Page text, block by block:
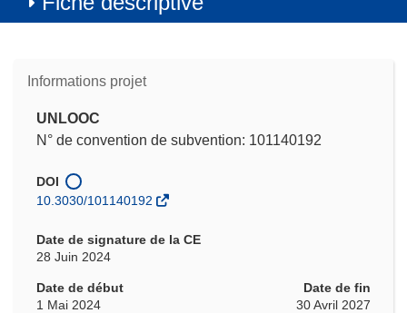
Informations projet
UNLOOC
N° de convention de subvention: 101140192
DOI
10.3030/101140192
Date de signature de la CE
28 Juin 2024
Date de début
1 Mai 2024
Date de fin
30 Avril 2027